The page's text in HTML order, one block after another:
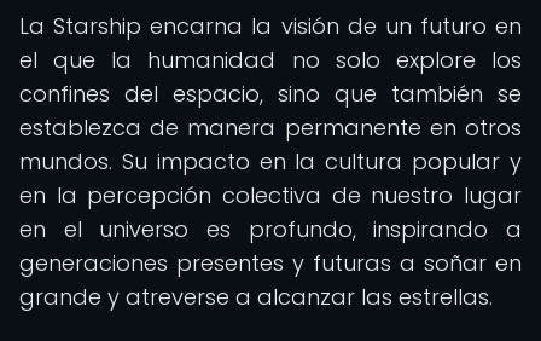
La Starship encarna la visión de un futuro en
el que la humanidad no solo explore los
confines del espacio, sino que también se
establezca de manera permanente en otros
mundos. Su impacto en la cultura popular y
en la percepción colectiva de nuestro lugar
en el universo es profundo, inspirando a
generaciones presentes y futuras a soñar en
grande y atreverse a alcanzar las estrellas.